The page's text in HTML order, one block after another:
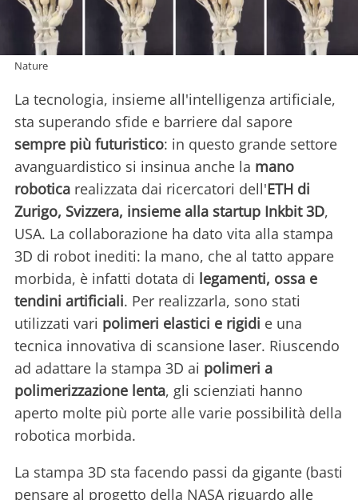
Nature
La tecnologia, insieme all'intelligenza artificiale,
sta superando sfide e barriere dal sapore
sempre più futuristico: in questo grande settore
avanguardistico si insinua anche la mano
robotica realizzata dai ricercatori dell'ETH di
Zurigo, Svizzera, insieme alla startup Inkbit 3D,
USA. La collaborazione ha dato vita alla stampa
3D di robot inediti: la mano, che al tatto appare
morbida, è infatti dotata di legamenti, ossa e
tendini artificiali. Per realizzarla, sono stati
utilizzati vari polimeri elastici e rigidi e una
tecnica innovativa di scansione laser. Riuscendo
ad adattare la stampa 3D ai polimeri a
polimerizzazione lenta, gli scienziati hanno
aperto molte più porte alle varie possibilità della
robotica morbida.
La stampa 3D sta facendo passi da gigante (basti
pensare al progetto della NASA riguardo alle